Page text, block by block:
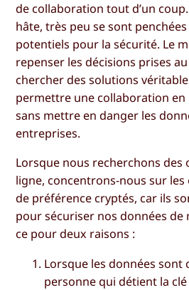
de collaboration tout d’un
hâte, très peu se sont
potentiels pour la sécurité. Le
repenser les décisions prises
chercher des solutions
permettre une collaboration en
sans mettre en danger les
entreprises.
Lorsque nous recherchons des
ligne, concentrons-nous sur
de préférence cryptés, car ils
pour sécuriser nos données de
ce pour deux raisons :
Lorsque les données sont
personne qui détient la